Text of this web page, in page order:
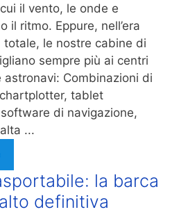
il vento, le onde e
il ritmo. Eppure, nell’era
le nostre cabine di
sempre più ai centri
Combinazioni di
tablet
di navigazione,
...
la barca
definitiva